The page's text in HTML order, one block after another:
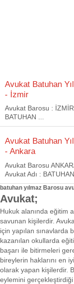
Avukat Batuhan
- İzmir
Avukat Barosu :
BATUHAN ...
Avukat Batuhan
- Ankara
Avukat Barosu
Avukat Adı :
batuhan yılmaz Barosu
Avukat;
Hukuk alanında eğitim
savunan kişilerdir.
için yapılan sınavlarda
kazanılan okullarda
başarı ile bitirmeleri
bireylerin haklarını en
olarak yapan kişilerdir.
eylemini gerçekleştirdiği